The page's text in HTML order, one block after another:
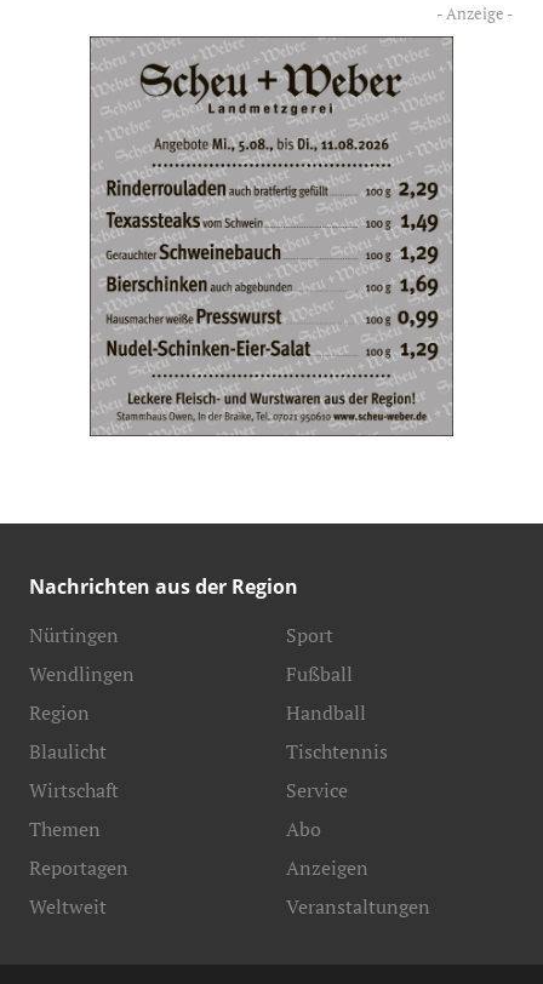
Nachrichten aus der Region
Nürtingen
Wendlingen
Region
Blaulicht
Sport
Fußball
Handball
Tischtennis
Wirtschaft
Themen
Reportagen
Weltweit
Service
Abo
Anzeigen
Veranstaltungen